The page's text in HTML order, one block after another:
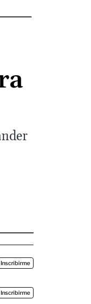
Inscribirme
Inscribirme